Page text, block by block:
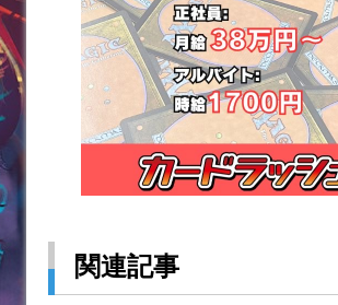
関連記事